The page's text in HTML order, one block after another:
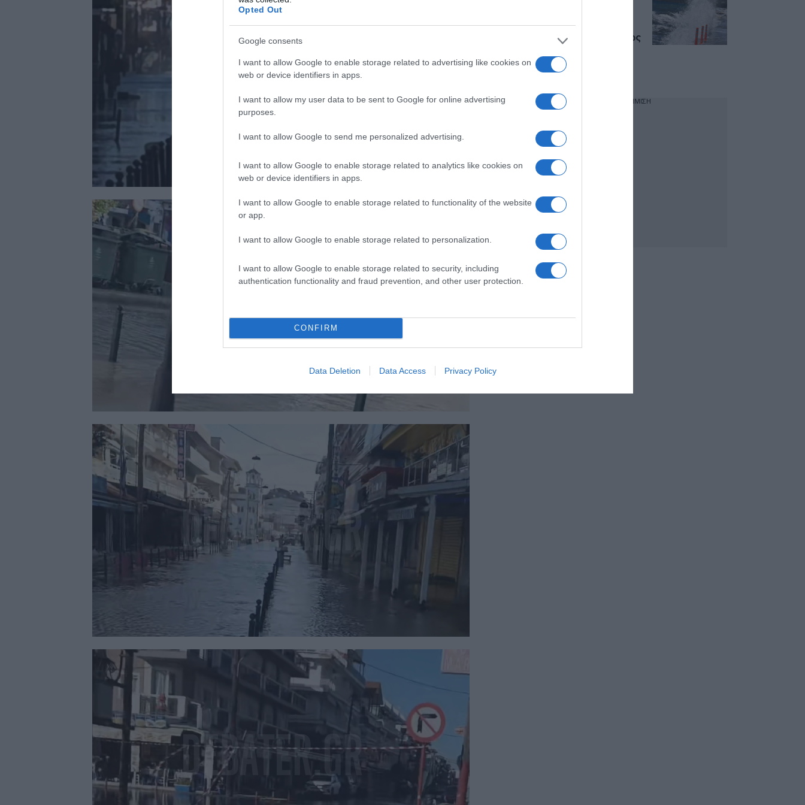
Opted Out
Google consents
I want to allow Google to enable storage related to advertising like cookies on
web or device identifiers in apps.
I want to allow my user data to be sent to Google for online advertising
purposes.
I want to allow Google to send me personalized advertising.
I want to allow Google to enable storage related to analytics like cookies on
web or device identifiers in apps.
I want to allow Google to enable storage related to functionality of the website
or app.
I want to allow Google to enable storage related to personalization.
I want to allow Google to enable storage related to security, including
authentication functionality and fraud prevention, and other user protection.
CONFIRM
Data Deletion Data Access Privacy Policy
θερμοκρασίες και
ισχυροί βοριάδες έως
Συναγερμός για
πυρκαγιές
ΔΙΑΦΗΜΙΣΗ